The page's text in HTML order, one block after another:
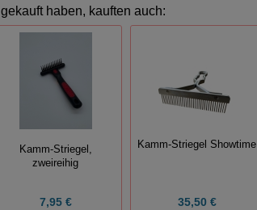
haben, kauften auch:
Kamm-Striegel,
zweireihig
7,95 €
Kamm-Striegel Showtime
35,50 €